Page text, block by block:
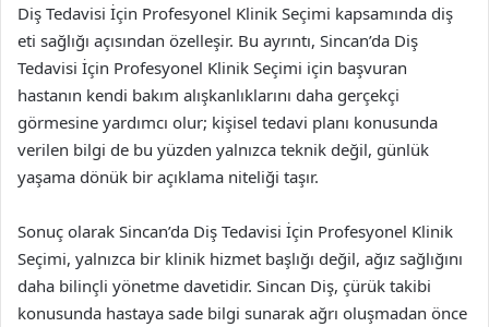
Diş Tedavisi İçin Profesyonel Klinik Seçimi kapsamında diş
eti sağlığı açısından özelleşir. Bu ayrıntı, Sincan’da Diş
Tedavisi İçin Profesyonel Klinik Seçimi için başvuran
hastanın kendi bakım alışkanlıklarını daha gerçekçi
görmesine yardımcı olur; kişisel tedavi planı konusunda
verilen bilgi de bu yüzden yalnızca teknik değil, günlük
yaşama dönük bir açıklama niteliği taşır.
Sonuç olarak Sincan’da Diş Tedavisi İçin Profesyonel Klinik
Seçimi, yalnızca bir klinik hizmet başlığı değil, ağız sağlığını
daha bilinçli yönetme davetidir. Sincan Diş, çürük takibi
konusunda hastaya sade bilgi sunarak ağrı oluşmadan önce